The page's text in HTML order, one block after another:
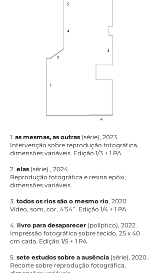
1. as mesmas, as outras (série), 2023.
Intervenção sobre reprodução fotográfica,
dimensões variáveis. Edição 1/3 + 1 PA
2. elas (série) , 2024.
Reprodução fotográfica e resina epóxi,
dimensões variáveis.
3. todos os rios são o mesmo rio, 2020
Vídeo, som, cor, 4’54’’. Edição 1/4 + 1 PA
4. livro para desaparecer (políptico), 2022.
Impressão fotográfica sobre tecido, 25 x 40
cm cada. Edição 1/5 + 1 PA
5. sete estudos sobre a ausência (série), 2020.
Recorte sobre reprodução fotográfica,